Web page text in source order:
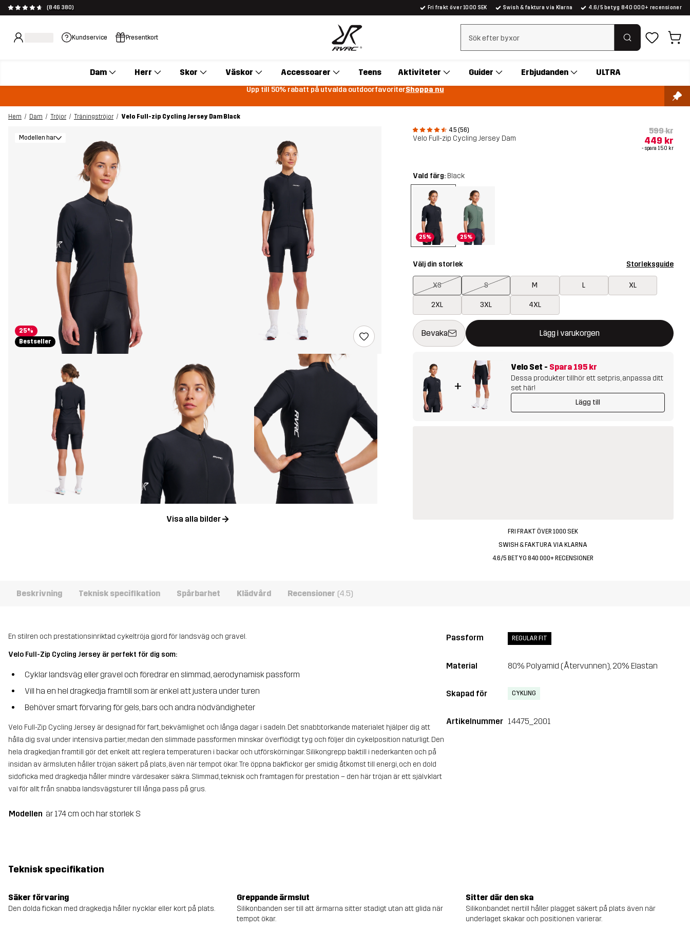
(846 380) Fri frakt över 1000 SEK Swish & faktura via Klarna 4.6/5 betyg 840 000+ recensioner
Kundservice Presentkort Rensa sök
Dam Herr Skor Väskor Accessoarer Teens Aktiviteter Guider Erbjudanden ULTRA
Upp till 50% rabatt på utvalda outdoorfavoriterShoppa nu
Hem Dam Tröjor Träningströjor
Velo Full-zip Cycling Jersey Dam Black
4.5 (56)
Velo Full-zip Cycling Jersey Dam
599 kr
449 kr
- spara 150 kr
25%
Bestseller
Modellen har
Visa alla bilder
Vald färg: Black
25% 25%
Välj din storlek Storleksguide
XS S M L XL
2XL 3XL 4XL
Bevaka Lägg i varukorgen
Denna knapp kommer att öppna en modal som bekräftar en ny vara i varukorg
{{size}} inte tillgänglig
+
Velo Set - Spara 195 kr
Dessa produkter tillhör ett setpris, anpassa ditt
set här!
Lägg till
FRI FRAKT ÖVER 1000 SEK
SWISH & FAKTURA VIA KLARNA
4.6/5 BETYG 840 000+ RECENSIONER
Beskrivning Teknisk specifikation Spårbarhet Klädvård Recensioner (4.5)
En stilren och prestationsinriktad cykeltröja gjord för landsväg och gravel.
Velo Full-Zip Cycling Jersey är perfekt för dig som:
Cyklar landsväg eller gravel och föredrar en slimmad, aerodynamisk passform
Vill ha en hel dragkedja framtill som är enkel att justera under turen
Behöver smart förvaring för gels, bars och andra nödvändigheter
Velo Full-Zip Cycling Jersey är designad för fart, bekvämlighet och långa dagar i sadeln. Det snabbtorkande materialet hjälper dig att
hålla dig sval under intensiva partier, medan den slimmade passformen minskar överflödigt tyg och följer din cykelposition naturligt. Den
hela dragkedjan framtill gör det enkelt att reglera temperaturen i backar och utförskörningar. Silikongrepp baktill i nederkanten och på
insidan av ärmsluten håller tröjan säkert på plats, även när tempot ökar. Tre öppna bakfickor ger smidig åtkomst till energi, och en dold
sidoficka med dragkedja håller mindre värdesaker säkra. Slimmad, teknisk och framtagen för prestation – den här tröjan är ett självklart
val för allt från snabba landsvägsturer till långa pass på grus.
Modellen är 174 cm och har storlek S
Passform REGULAR FIT
Material 80% Polyamid (Återvunnen), 20% Elastan
Skapad för CYKLING
Artikelnummer 14475_2001
Teknisk specifikation
Säker förvaring
Den dolda fickan med dragkedja håller nycklar eller kort på plats.
Greppande ärmslut
Silikonbanden ser till att ärmarna sitter stadigt utan att glida när
tempot ökar.
Sitter där den ska
Silikonbandet nertill håller plagget säkert på plats även när
underlaget skakar och positionen varierar.